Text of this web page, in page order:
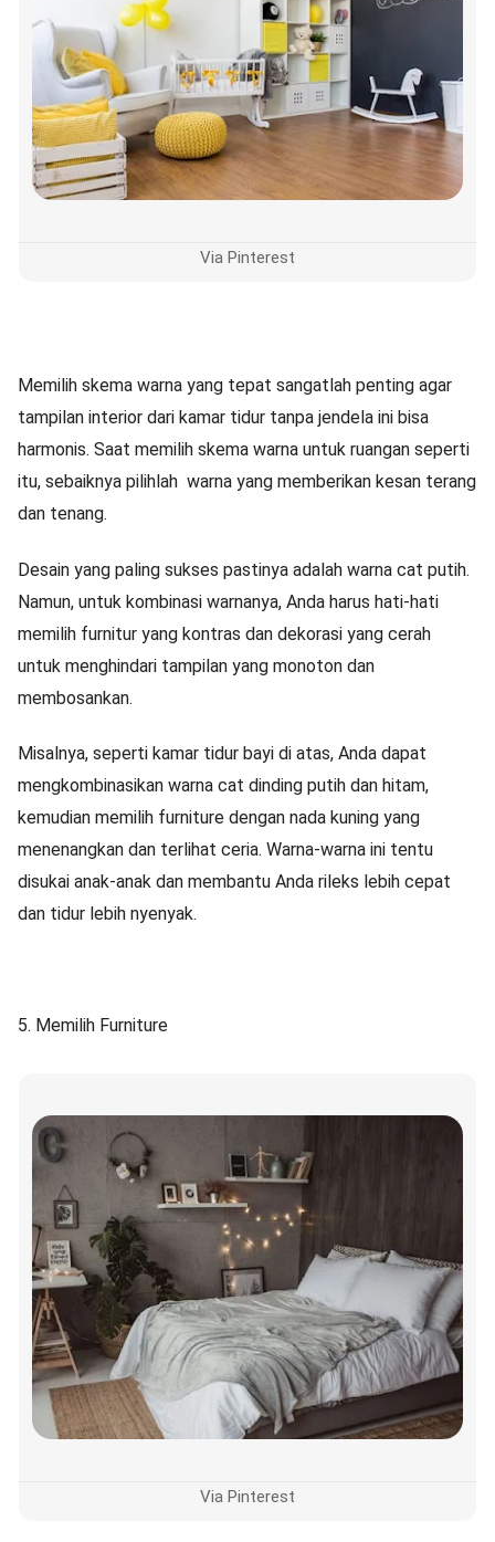
Via Pinterest
Memilih skema warna yang tepat sangatlah penting agar
tampilan interior dari kamar tidur tanpa jendela ini bisa
harmonis. Saat memilih skema warna untuk ruangan seperti
itu, sebaiknya pilihlah warna yang memberikan kesan terang
dan tenang.
Desain yang paling sukses pastinya adalah warna cat putih.
Namun, untuk kombinasi warnanya, Anda harus hati-hati
memilih furnitur yang kontras dan dekorasi yang cerah
untuk menghindari tampilan yang monoton dan
membosankan.
Misalnya, seperti kamar tidur bayi di atas, Anda dapat
mengkombinasikan warna cat dinding putih dan hitam,
kemudian memilih furniture dengan nada kuning yang
menenangkan dan terlihat ceria. Warna-warna ini tentu
disukai anak-anak dan membantu Anda rileks lebih cepat
dan tidur lebih nyenyak.
5. Memilih Furniture
Via Pinterest